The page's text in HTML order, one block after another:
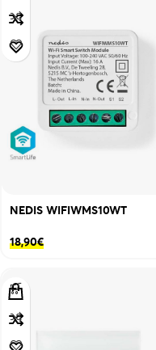
NEDIS WIFIWMS10WT
18,90€